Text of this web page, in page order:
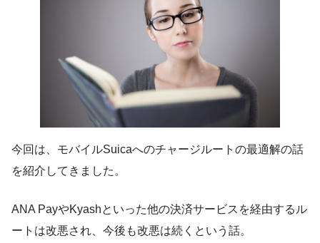
今回は、モバイルSuicaへのチャージルートの最適解の話
を紹介してきました。
ANA PayやKyashといった他の決済サービスを経由するル
ートは改悪され、今後も改悪は続くという話。